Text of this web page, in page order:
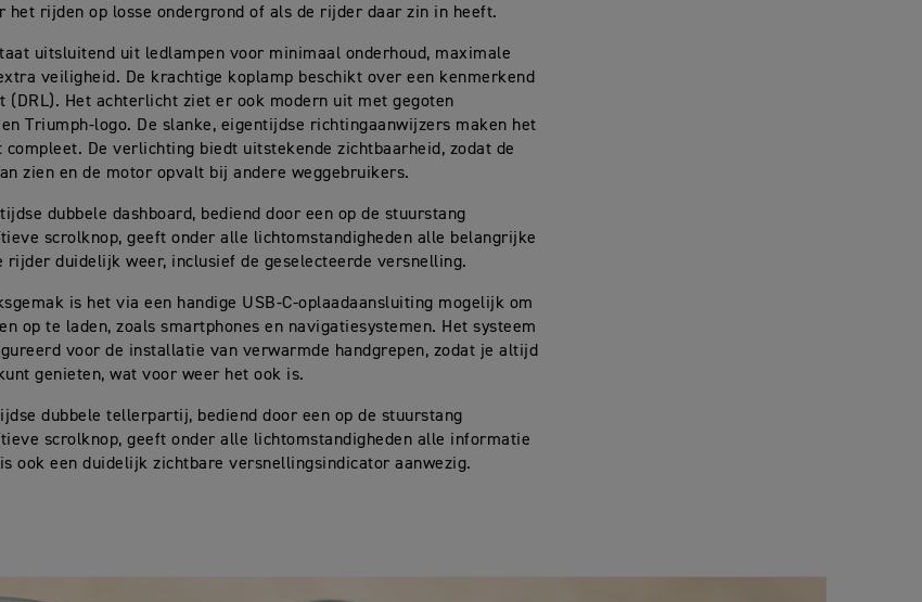
het rijden op losse ondergrond of als de rijder daar zin in heeft.
uitsluitend uit ledlampen voor minimaal onderhoud, maximale
veiligheid. De krachtige koplamp beschikt over een kenmerkend
(DRL). Het achterlicht ziet er ook modern uit met gegoten
Triumph-logo. De slanke, eigentijdse richtingaanwijzers maken het
De verlichting biedt uitstekende zichtbaarheid, zodat de
zien en de motor opvalt bij andere weggebruikers.
dubbele dashboard, bediend door een op de stuurstang
scrolknop, geeft onder alle lichtomstandigheden alle belangrijke
rijder duidelijk weer, inclusief de geselecteerde versnelling.
is het via een handige USB-C-oplaadaansluiting mogelijk om
op te laden, zoals smartphones en navigatiesystemen. Het systeem
voor de installatie van verwarmde handgrepen, zodat je altijd
genieten, wat voor weer het ook is.
dubbele tellerpartij, bediend door een op de stuurstang
scrolknop, geeft onder alle lichtomstandigheden alle informatie
ook een duidelijk zichtbare versnellingsindicator aanwezig.